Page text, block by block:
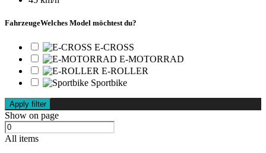
FahrzeugeWelches Model möchtest du?
E-CROSS
E-MOTORRAD
E-ROLLER
Sportbike
Apply filter
Show on page
All items